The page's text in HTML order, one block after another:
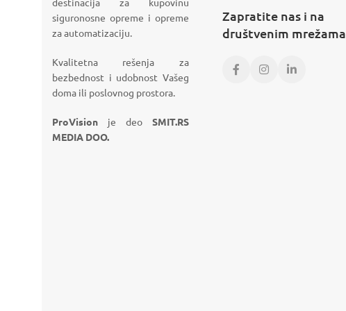
siguronosne opreme i opreme
za automatizaciju.
Kvalitetna rešenja za
bezbednost i udobnost Vašeg
doma ili poslovnog prostora.
ProVision je deo SMIT.RS
MEDIA DOO.
Zapratite nas i na
društvenim mrežama